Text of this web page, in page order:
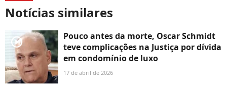
Notícias similares
player2
Pouco antes da morte, Oscar Schmidt
teve complicações na Justiça por dívida
em condomínio de luxo
17 de abril de 2026